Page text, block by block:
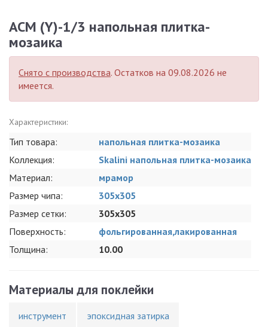
ACM (Y)-1/3 напольная плитка-
мозаика
Снято с производства. Остатков на 09.08.2026 не
имеется.
Характеристики:
Тип товара:
напольная плитка-мозаика
Коллекция:
Skalini напольная плитка-мозаика
Материал:
мрамор
Размер чипа:
305x305
Размер сетки:
305x305
Поверхность:
фольгированная,лакированная
Толщина:
10.00
Материалы для поклейки
инструмент эпоксидная затирка